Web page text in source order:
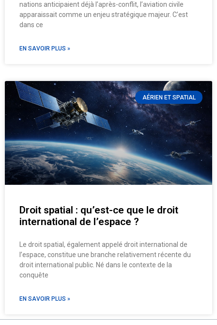
nations anticipaient déjà l’après-conflit, l’aviation civile
apparaissait comme un enjeu stratégique majeur. C’est
dans ce
EN SAVOIR PLUS »
AÉRIEN ET SPATIAL
Droit spatial : qu’est-ce que le droit
international de l’espace ?
Le droit spatial, également appelé droit international de
l’espace, constitue une branche relativement récente du
droit international public. Né dans le contexte de la
conquête
EN SAVOIR PLUS »